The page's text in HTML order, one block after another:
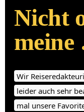
Nicht
Wir
leider auch sehr
mal unsere